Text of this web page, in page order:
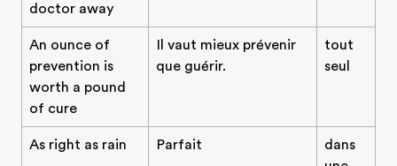
doctor away
An ounce of
prevention is
worth a pound
of cure
Il vaut mieux prévenir
que guérir.
tout
seul
As right as rain Parfait
dans